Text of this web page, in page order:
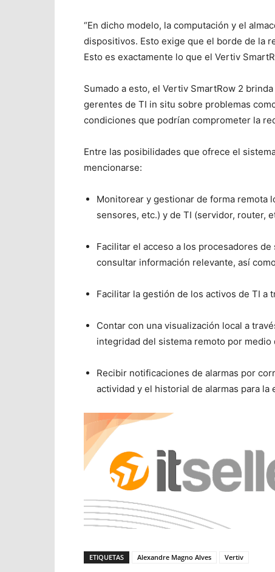
“En dicho modelo, la computación y el
dispositivos. Esto exige que el borde de la
Esto es exactamente lo que el Vertiv
Sumado a esto, el Vertiv SmartRow 2
gerentes de TI in situ sobre problemas
condiciones que podrían comprometer la
Entre las posibilidades que ofrece el
mencionarse:
Monitorear y gestionar de forma remota
sensores, etc.) y de TI (servidor, router,
Facilitar el acceso a los procesadores
consultar información relevante, así
Facilitar la gestión de los activos de TI a
Contar con una visualización local a
integridad del sistema remoto por medio
Recibir notificaciones de alarmas por
actividad y el historial de alarmas para la
ETIQUETAS Alexandre Magno Alves Vertiv